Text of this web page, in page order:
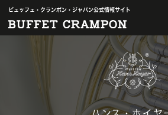
ビュッフェ・クランポン・ジャパン公式情報サイト